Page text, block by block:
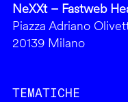
NeXXt – Fastweb
Piazza Adriano
20139 Milano
TEMATICHE